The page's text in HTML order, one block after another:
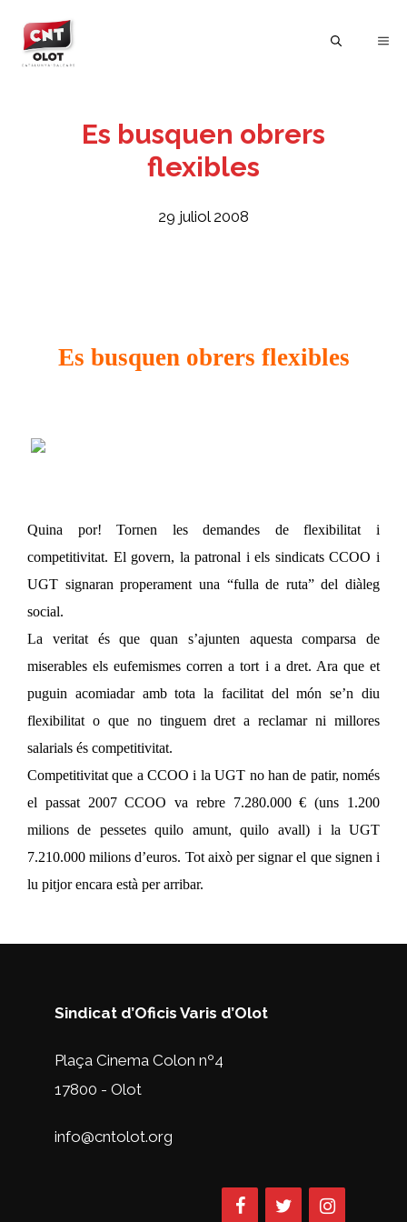
contingut
Es busquen obrers
flexibles
29 juliol 2008
Es busquen obrers flexibles
Quina por! Tornen les demandes de flexibilitat i
competitivitat. El govern, la patronal i els sindicats CCOO i
UGT signaran properament una “fulla de ruta” del diàleg
social.
La veritat és que quan s’ajunten aquesta comparsa de
miserables els eufemismes corren a tort i a dret. Ara que et
puguin acomiadar amb tota la facilitat del món se’n diu
flexibilitat o que no tinguem dret a reclamar ni millores
salarials és competitivitat.
Competitivitat que a CCOO i la UGT no han de patir, només
el passat 2007 CCOO va rebre 7.280.000 € (uns 1.200
milions de pessetes quilo amunt, quilo avall) i la UGT
7.210.000 milions d’euros. Tot això per signar el que signen i
lu pitjor encara està per arribar.
Sindicat d’Oficis Varis d’Olot
Plaça Cinema Colon nº4
17800 - Olot
info@cntolot.org